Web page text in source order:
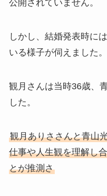
公開されていません。
しかし、結婚発表時に
いる様子が伺えました。
観月さんは当時36歳、
した。
観月ありささんと青山
仕事や人生観を理解し
とが推測さ